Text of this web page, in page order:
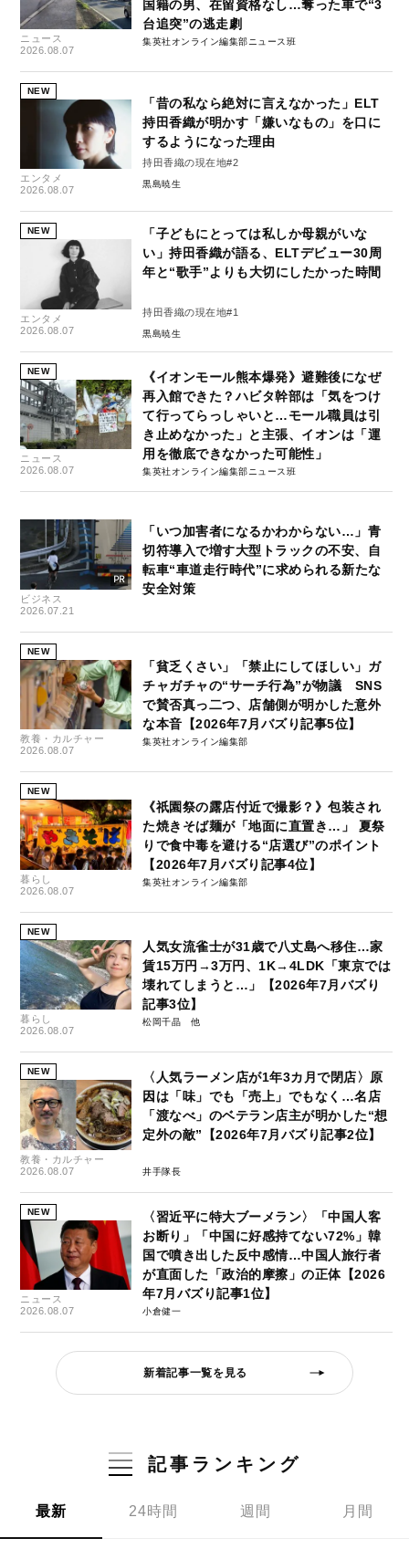
ニュース
2026.08.07
国籍の男、在留資格なし…奪った車で“3
台追突”の逃走劇
集英社オンライン編集部ニュース班
NEW
エンタメ
2026.08.07
「昔の私なら絶対に言えなかった」ELT
持田香織が明かす「嫌いなもの」を口に
するようになった理由
持田香織の現在地#2
黒島暁生
NEW
エンタメ
2026.08.07
「子どもにとっては私しか母親がいな
い」持田香織が語る、ELTデビュー30周
年と“歌手”よりも大切にしたかった時間
持田香織の現在地#1
黒島暁生
NEW
ニュース
2026.08.07
《イオンモール熊本爆発》避難後になぜ
再入館できた？ハビタ幹部は「気をつけ
て行ってらっしゃいと…モール職員は引
き止めなかった」と主張、イオンは「運
用を徹底できなかった可能性」
集英社オンライン編集部ニュース班
ビジネス
2026.07.21
「いつ加害者になるかわからない…」青
切符導入で増す大型トラックの不安、自
転車“車道走行時代”に求められる新たな
安全対策
NEW
教養・カルチャー
2026.08.07
「貧乏くさい」「禁止にしてほしい」ガ
チャガチャの“サーチ行為”が物議 SNS
で賛否真っ二つ、店舗側が明かした意外
な本音【2026年7月バズり記事5位】
集英社オンライン編集部
NEW
暮らし
2026.08.07
《祇園祭の露店付近で撮影？》包装され
た焼きそば麺が「地面に直置き…」 夏祭
りで食中毒を避ける“店選び”のポイント
【2026年7月バズり記事4位】
集英社オンライン編集部
NEW
暮らし
2026.08.07
人気女流雀士が31歳で八丈島へ移住…家
賃15万円→3万円、1K→4LDK「東京では
壊れてしまうと…」【2026年7月バズり
記事3位】
松岡千晶
NEW
教養・カルチャー
2026.08.07
〈人気ラーメン店が1年3カ月で閉店〉原
因は「味」でも「売上」でもなく…名店
「渡なべ」のベテラン店主が明かした“想
定外の敵”【2026年7月バズり記事2位】
井手隊長
NEW
ニュース
2026.08.07
〈習近平に特大ブーメラン〉「中国人客
お断り」「中国に好感持てない72%」韓
国で噴き出した反中感情…中国人旅行者
が直面した「政治的摩擦」の正体【2026
年7月バズり記事1位】
小倉健一
新着記事一覧を見る
記事ランキング
最新 24時間 週間 月間